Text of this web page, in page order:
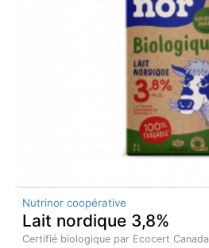
Nutrinor coopérative
Lait nordique 3,8%
Certifié biologique par Ecocert Canada